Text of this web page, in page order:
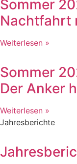
Sommer
Nachtfahrt
Weiterlesen »
Sommer
Der Anker
Weiterlesen »
Jahresberichte